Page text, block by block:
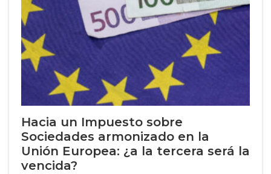
Hacia un Impuesto sobre
Sociedades armonizado en la
Unión Europea: ¿a la tercera será la
vencida?